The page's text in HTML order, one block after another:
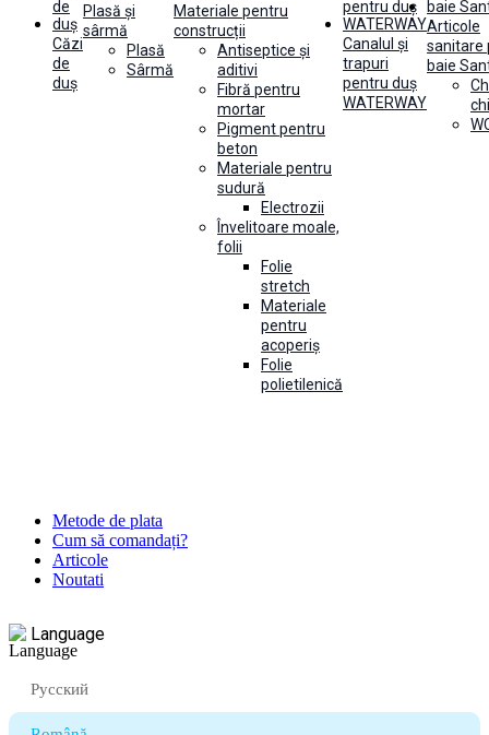
Căzi
de
duș
Plasă și
sârmă
Plasă
Sârmă
Materiale pentru
construcții
Antiseptice și
aditivi
Fibră pentru
mortar
Pigment pentru
beton
Materiale pentru
sudură
Electrozii
Învelitoare moale,
folii
Folie
stretch
Materiale
pentru
acoperiș
Folie
polietilenică
Canalul și
trapuri
pentru duș
WATERWAY
Articole
sanitare
baie
Metode de plata
Cum să comandați?
Articole
Noutati
Language
Русский